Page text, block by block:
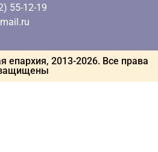
55-12-19
епархия, 2013-2026. Все права